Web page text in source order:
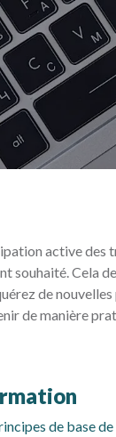
active
souhaité. Cela
de
de manière
de base